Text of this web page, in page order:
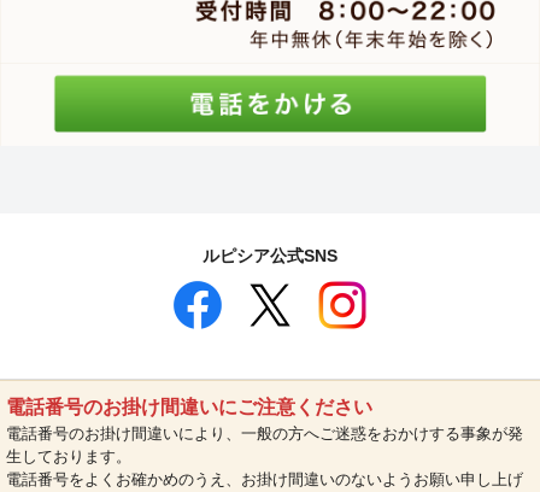
ルピシア公式SNS
電話番号のお掛け間違いにご注意ください
電話番号のお掛け間違いにより、一般の方へご迷惑をおかけする事象が発
生しております。
電話番号をよくお確かめのうえ、お掛け間違いのないようお願い申し上げ